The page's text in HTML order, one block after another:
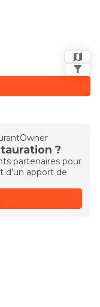
?
partenaires pour
d’un apport de